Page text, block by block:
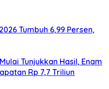
Tumbuh 6,99 Persen,
Tunjukkan Hasil, Enam
Rp 7,7 Triliun